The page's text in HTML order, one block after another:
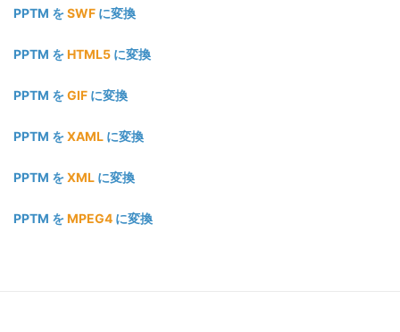
PPTM をSWF に変換
PPTM をHTML5 に変換
PPTM をGIF に変換
PPTM をXAML に変換
PPTM をXML に変換
PPTM をMPEG4 に変換